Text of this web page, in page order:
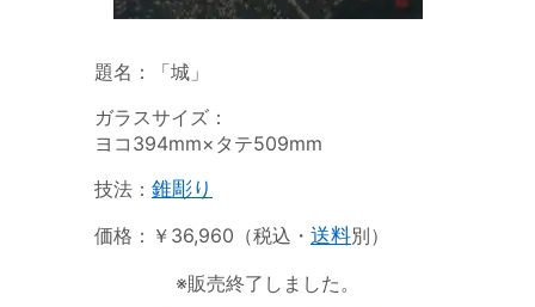
題名：「城」
ガラスサイズ：
ヨコ394mm×タテ509mm
技法： 錐彫り
価格：￥36,960（税込・ 送料別）
※販売終了しました。